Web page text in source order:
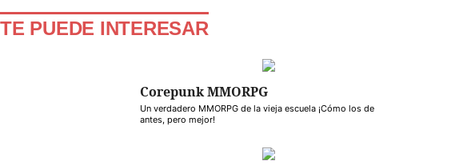
TE PUEDE INTERESAR
Corepunk MMORPG
Un verdadero MMORPG de la vieja escuela ¡Cómo los de
antes, pero mejor!